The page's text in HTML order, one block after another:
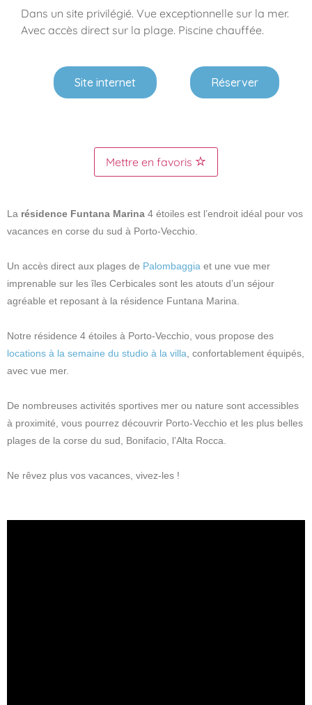
Dans un site privilégié. Vue exceptionnelle sur la mer.
Avec accès direct sur la plage. Piscine chauffée.
Site internet Réserver
Mettre en favoris
La résidence Funtana Marina 4 étoiles est l’endroit idéal pour vos
vacances en corse du sud à Porto-Vecchio
Un accès direct aux plages de Palombaggia et une vue mer
imprenable sur les îles Cerbicales sont les atouts d’un séjour
agréable et reposant à la résidence Funtana Marina.
Notre résidence 4 étoiles à Porto-Vecchio , vous propose des
locations à la semaine du studio à la villa , confortablement équipés,
avec vue mer.
De nombreuses activités sportives mer ou nature sont accessibles
à proximité, vous pourrez découvrir Porto-Vecchio et les plus belles
plages de la corse du sud, Bonifacio, l’Alta Rocca
Ne rêvez plus vos vacances, vivez-les !